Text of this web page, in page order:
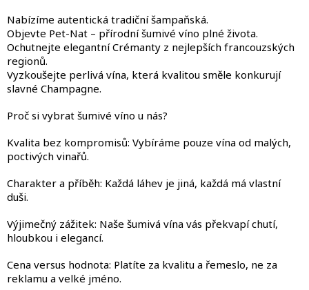
Nabízíme autentická tradiční šampaňská.
Objevte Pet-Nat – přírodní šumivé víno plné života.
Ochutnejte elegantní Crémanty z nejlepších francouzských
regionů.
Vyzkoušejte perlivá vína, která kvalitou směle konkurují
slavné Champagne.
Proč si vybrat šumivé víno u nás?
Kvalita bez kompromisů: Vybíráme pouze vína od malých,
poctivých vinařů.
Charakter a příběh: Každá láhev je jiná, každá má vlastní
duši.
Výjimečný zážitek: Naše šumivá vína vás překvapí chutí,
hloubkou i elegancí.
Cena versus hodnota: Platíte za kvalitu a řemeslo, ne za
reklamu a velké jméno.